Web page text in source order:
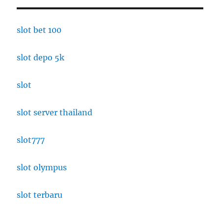
slot bet 100
slot depo 5k
slot
slot server thailand
slot777
slot olympus
slot terbaru